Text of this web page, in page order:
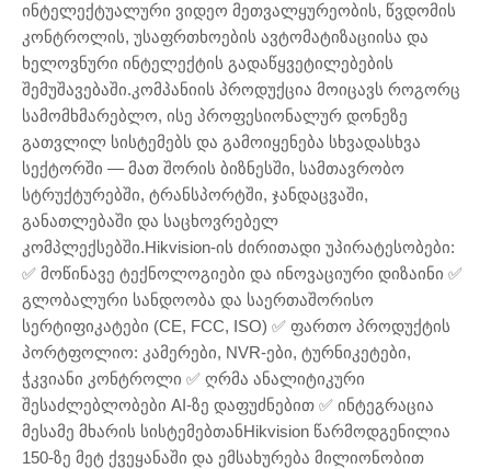
ინტელექტუალური ვიდეო მეთვალყურეობის, წვდომის
კონტროლის, უსაფრთხოების ავტომატიზაციისა და
ხელოვნური ინტელექტის გადაწყვეტილებების
შემუშავებაში.კომპანიის პროდუქცია მოიცავს როგორც
სამომხმარებლო, ისე პროფესიონალურ დონეზე
გათვლილ სისტემებს და გამოიყენება სხვადასხვა
სექტორში — მათ შორის ბიზნესში, სამთავრობო
სტრუქტურებში, ტრანსპორტში, ჯანდაცვაში,
განათლებაში და საცხოვრებელ
კომპლექსებში.Hikvision-ის ძირითადი უპირატესობები:
✅ მოწინავე ტექნოლოგიები და ინოვაციური დიზაინი ✅
გლობალური სანდოობა და საერთაშორისო
სერტიფიკატები (CE, FCC, ISO) ✅ ფართო პროდუქტის
პორტფოლიო: კამერები, NVR-ები, ტურნიკეტები,
ჭკვიანი კონტროლი ✅ ღრმა ანალიტიკური
შესაძლებლობები AI-ზე დაფუძნებით ✅ ინტეგრაცია
მესამე მხარის სისტემებთანHikvision წარმოდგენილია
150-ზე მეტ ქვეყანაში და ემსახურება მილიონობით